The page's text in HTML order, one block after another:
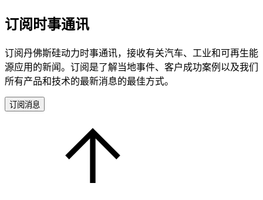
订阅时事通讯
订阅丹佛斯硅动力时事通讯，接收有关汽车、工业和可再生能
源应用的新闻。订阅是了解当地事件、客户成功案例以及我们
所有产品和技术的最新消息的最佳方式。
订阅消息